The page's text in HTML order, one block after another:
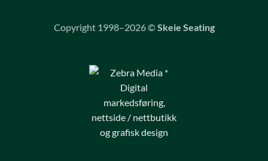
Copyright 1998–2026 ©Skeie Seating